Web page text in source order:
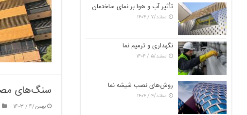
سنگ‌های
بهمن/۴ / ۱۴۰۳
تأثیر آب و هوا بر نمای ساختمان
اسفند/۷ / ۱۴۰۴
نگهداری و ترمیم نما
اسفند/۵ / ۱۴۰۴
روش‌های نصب شیشه نما
اسفند/۴ / ۱۴۰۴